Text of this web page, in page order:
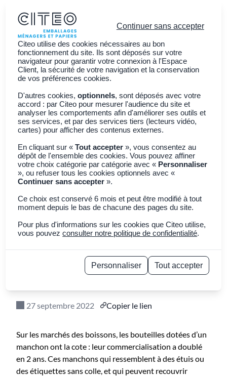
Vous êtes ?
Découvrir CITEO
Actualités
Adhérer à CITEO
Retour à toutes les actualités
Ecoconception
Bouteilles avec
manchons : un appel à
projets pour faciliter
leur recyclage
27 septembre 2022 Copier le lien
Sur les marchés des boissons, les bouteilles dotées d’un
manchon ont la cote : leur commercialisation a doublé
en 2 ans. Ces manchons qui ressemblent à des étuis ou
des étiquettes sans colle, et qui peuvent recouvrir
Continuer sans accepter
Citeo utilise des cookies nécessaires au bon
fonctionnement du site. Ils sont déposés sur votre
navigateur pour garantir votre connexion à l'Espace
Client, la sécurité de votre navigation et la conservation
de vos préférences cookies.
D'autres cookies,optionnels, sont déposés avec votre
accord : par Citeo pour mesurer l'audience du site et
analyser les comportements afin d'améliorer ses outils et
ses services, et par des services tiers (lecteurs vidéo,
cartes) pour afficher des contenus externes.
En cliquant sur «Tout accepter », vous consentez au
dépôt de l'ensemble des cookies. Vous pouvez affiner
votre choix catégorie par catégorie avec « Personnaliser
», ou refuser tous les cookies optionnels avec «
Continuer sans accepter ».
Ce choix est conservé 6 mois et peut être modifié à tout
moment depuis le bas de chacune des pages du site.
Pour plus d'informations sur les cookies que Citeo utilise,
vous pouvezconsulter notre politique de confidentialité.
Personnaliser
Tout accepter